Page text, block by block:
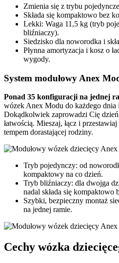
Zmienia się z trybu
Składa się kompaktowo bez
Lekki: Waga 11,5 kg (tryb
bliźniaczy).
Siedzisko dla noworodka i
Płynna amortyzacja i kosz o
wygody.
System modułowy Anex
Ponad 35 konfiguracji na jednej
wózek Anex Modu do każdego dnia
Dokądkolwiek zaprowadzi Cię
łatwością. Mieszaj, łącz i
tempem dorastającej rodziny.
Tryb pojedynczy: od
kompaktowy na co dzień.
Tryb bliźniaczy: dla dwojga
nadal składa się kompaktowo
Szybki, bezpieczny montaż
na jednej ramie.
Cechy wózka